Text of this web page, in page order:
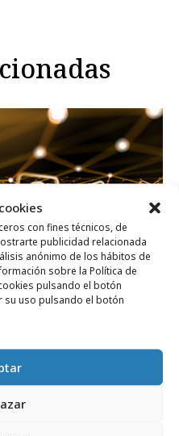
con fines técnicos, de
publicidad relacionada
anónimo de los hábitos de
sobre la Política de
pulsando el botón
su uso pulsando el botón
no perfiles
de las audiencias